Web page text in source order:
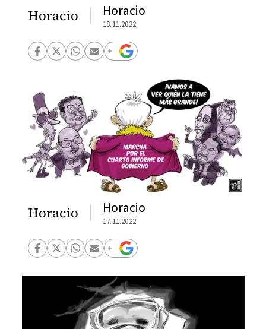
Horacio Horacio
18.11.2022
Horacio Horacio
17.11.2022